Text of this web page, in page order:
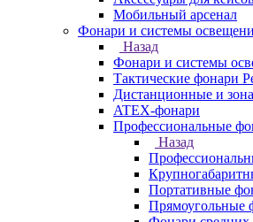
Мобильный арсенал
Фонари и системы
Назад
Фонари и системы
Тактические фонари
Дистанционные и
ATEX-фонари
Профессиональные
Назад
Портативные
Прямоугольные